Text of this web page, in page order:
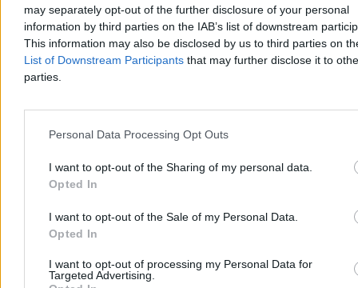
may separately opt-out of the further disclosure of your personal
information by third parties on the IAB’s list of downstream
This information may also be disclosed by us to third parties on
List of Downstream Participants that may further disclose it to
parties.
Personal Data Processing Opt Outs
I want to opt-out of the Sharing of my personal data.
Opted In
I want to opt-out of the Sale of my Personal Data.
Opted In
I want to opt-out of processing my Personal Data for
Targeted Advertising.
Kraj